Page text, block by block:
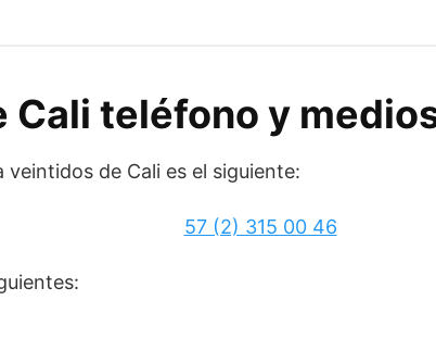
Cali teléfono y
de Cali es el siguiente:
57 (2) 315 00 46